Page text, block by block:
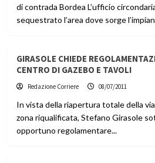
di contrada Bordea L’ufficio
sequestrato l’area dove sorge
GIRASOLE CHIEDE
CENTRO DI GAZEBO E TAVOLI
Redazione Corriere 08/07/2011
In vista della riapertura totale della
zona riqualificata, Stefano Girasole
opportuno regolamentare...